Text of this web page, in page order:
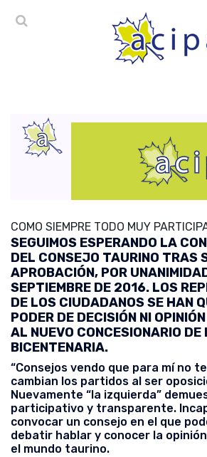
COMO SIEMPRE TODO MUY
SEGUIMOS ESPERANDO LA
DEL CONSEJO TAURINO TRAS
APROBACIÓN, POR
SEPTIEMBRE DE 2016. LOS
DE LOS CIUDADANOS SE HAN
PODER DE DECISIÓN NI
AL NUEVO CONCESIONARIO DE
BICENTENARIA.
“Consejos vendo que para mí no
cambian los partidos al ser
Nuevamente “la izquierda”
participativo y transparente.
convocar un consejo en el que
debatir hablar y conocer la
el mundo taurino.